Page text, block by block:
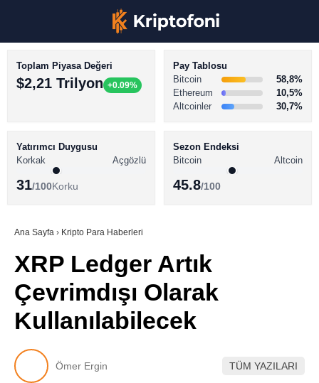
TikTok
BİTCOİN HABERLERİ
ALTCOİN HABERLERİ
SÖZLÜK
Toplam Piyasa Değeri
$2,21 Trilyon +0.09%
Pay Tablosu
Bitcoin
58,8%
Ethereum
10,5%
Altcoinler
30,7%
Yatırımcı Duygusu
Korkak
Açgözlü
31/100Korku
Sezon Endeksi
Bitcoin
Altcoin
45.8/100
Ana Sayfa › Kripto Para Haberleri
XRP Ledger Artık
Çevrimdışı Olarak
Kullanılabilecek
Ömer Ergin TÜM YAZILARI